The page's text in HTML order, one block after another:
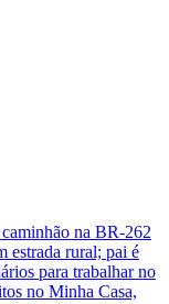
na BR-262
estrada rural; pai é
para trabalhar no
no Minha Casa,